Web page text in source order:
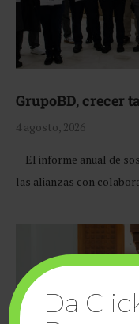
GrupoBD, crecer
4 agosto, 2026
El informe anual de
las alianzas con
Da